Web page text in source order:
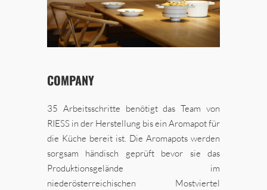
COMPANY
35 Arbeitsschritte benötigt das Team von
RIESS in der Herstellung bis ein Aromapot für
die Küche bereit ist. Die Aromapots werden
sorgsam händisch geprüft bevor sie das
Produktionsgelände im
niederösterreichischen Mostviertel